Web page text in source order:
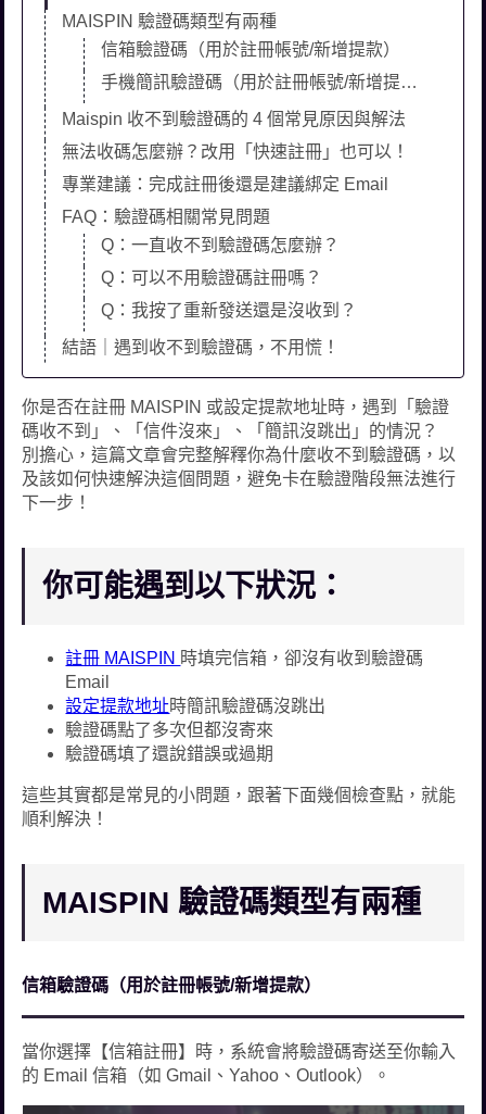
MAISPIN 驗證碼類型有兩種
信箱驗證碼（用於註冊帳號/新增提款）
手機簡訊驗證碼（用於註冊帳號/新增提款）
Maispin 收不到驗證碼的 4 個常見原因與解法
無法收碼怎麼辦？改用「快速註冊」也可以！
專業建議：完成註冊後還是建議綁定 Email
FAQ：驗證碼相關常見問題
Q：一直收不到驗證碼怎麼辦？
Q：可以不用驗證碼註冊嗎？
Q：我按了重新發送還是沒收到？
結語｜遇到收不到驗證碼，不用慌！
你是否在註冊 MAISPIN 或設定提款地址時，遇到「驗證
碼收不到」、「信件沒來」、「簡訊沒跳出」的情況？
別擔心，這篇文章會完整解釋你為什麼收不到驗證碼，以
及該如何快速解決這個問題，避免卡在驗證階段無法進行
下一步！
你可能遇到以下狀況：
註冊 MAISPIN 時填完信箱，卻沒有收到驗證碼
Email
設定提款地址時簡訊驗證碼沒跳出
驗證碼點了多次但都沒寄來
驗證碼填了還說錯誤或過期
這些其實都是常見的小問題，跟著下面幾個檢查點，就能
順利解決！
MAISPIN 驗證碼類型有兩種
信箱驗證碼（用於註冊帳號/新增提款）
當你選擇【信箱註冊】時，系統會將驗證碼寄送至你輸入
的 Email 信箱（如 Gmail、Yahoo、Outlook）。